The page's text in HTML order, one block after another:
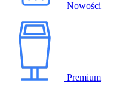
Nowości
Premium